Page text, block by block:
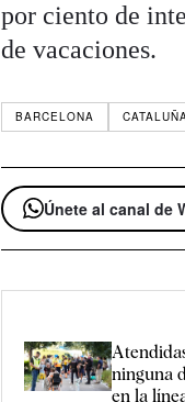
por ciento de
de vacaciones.
BARCELONA
Únete al canal de
ninguna
en la